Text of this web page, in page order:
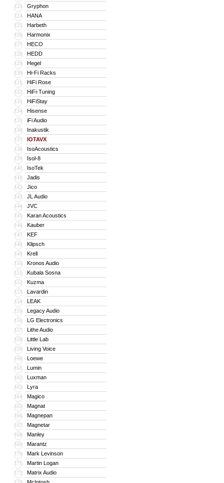
123 Gryphon
124 HANA
125 Harbeth
126 Harmonix
127 HECO
128 HEDD
129 Hegel
130 Hi-Fi Racks
131 HiFi Rose
132 HiFi-Tuning
133 HiFiStay
134 Hisense
135 iFi Audio
136 Inakustik
137 IOTAVX
138 IsoAcoustics
139 Isol-8
140 IsoTek
141 Jadis
142 Jico
143 JL Audio
144 JVC
145 Karan Acoustics
146 Kauber
147 KEF
148 Klipsch
149 Krell
150 Kronos Audio
151 Kubala Sosna
152 Kuzma
153 Lavardin
154 LEAK
155 Legacy Audio
156 LG Electronics
157 Lithe Audio
158 Little Lab
159 Living Voice
160 Loewe
161 Lumin
162 Luxman
163 Lyra
164 Magico
165 Magnat
166 Magnepan
167 Magnetar
168 Manley
169 Marantz
170 Mark Levinson
171 Martin Logan
172 Matrix Audio